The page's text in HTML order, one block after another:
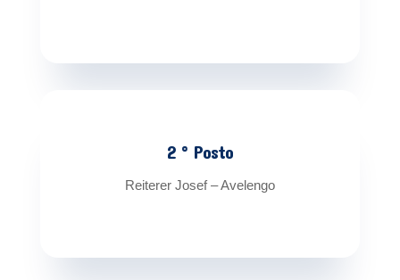
2 ° Posto
Reiterer Josef – Avelengo